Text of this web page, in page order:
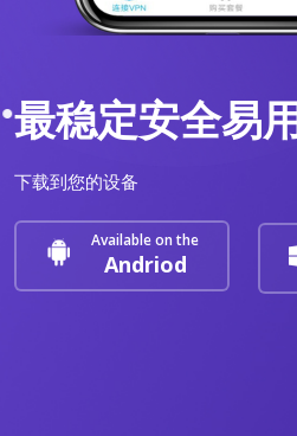
最稳定安全易
下载到您的设备
Available on the
Andriod